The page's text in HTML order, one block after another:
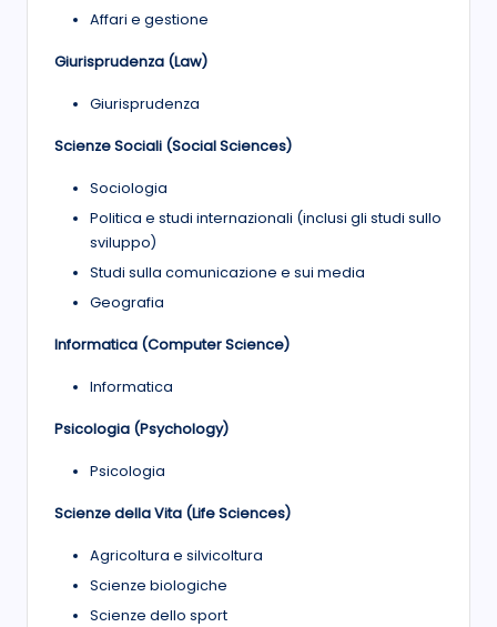
Affari e gestione
Giurisprudenza (Law)
Giurisprudenza
Scienze Sociali (Social Sciences)
Sociologia
Politica e studi internazionali (inclusi gli studi sullo
sviluppo)
Studi sulla comunicazione e sui media
Geografia
Informatica (Computer Science)
Informatica
Psicologia (Psychology)
Psicologia
Scienze della Vita (Life Sciences)
Agricoltura e silvicoltura
Scienze biologiche
Scienze dello sport